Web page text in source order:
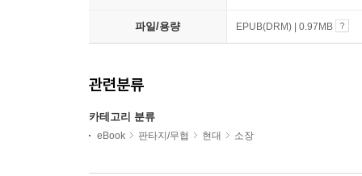
파일/용량 EPUB(DRM) | 0.97MB
관련분류
카테고리 분류
eBook 판타지/무협 현대 소장